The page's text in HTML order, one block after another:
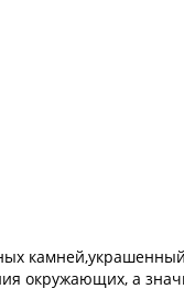
окружающих, а